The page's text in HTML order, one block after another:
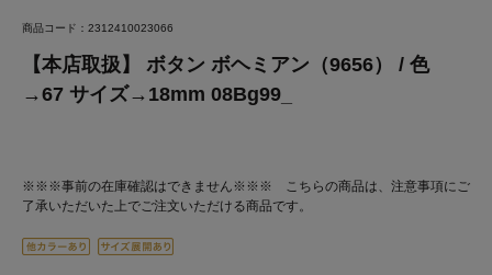
商品コード：2312410023066
【本店取扱】 ボタン ボヘミアン（9656） / 色
→67 サイズ→18mm 08Bg99_
※※※事前の在庫確認はできません※※※ こちらの商品は、注意事項にご
了承いただいた上でご注文いただける商品です。